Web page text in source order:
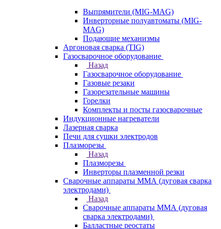
Выпрямители (MIG-MAG)
Инверторные полуавтоматы (MIG-
MAG)
Подающие механизмы
Аргоновая сварка (TIG)
Газосварочное оборудование
Назад
Газосварочное оборудование
Газовые резаки
Газорезательные машины
Горелки
Комплекты и посты газосварочные
Индукционные нагреватели
Лазерная сварка
Печи для сушки электродов
Плазморезы
Назад
Плазморезы
Инверторы плазменной резки
Сварочные аппараты ММА (дуговая сварка
электродами)
Назад
Сварочные аппараты ММА (дуговая
сварка электродами)
Балластные реостаты